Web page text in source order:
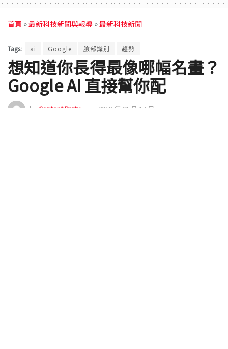
首頁 »最新科技新聞與報導 »最新科技新聞
Tags: ai Google 臉部識別 趨勢
想知道你長得最像哪幅名畫？
Google AI 直接幫你配
by Content Party 2018 年 01 月 17 日